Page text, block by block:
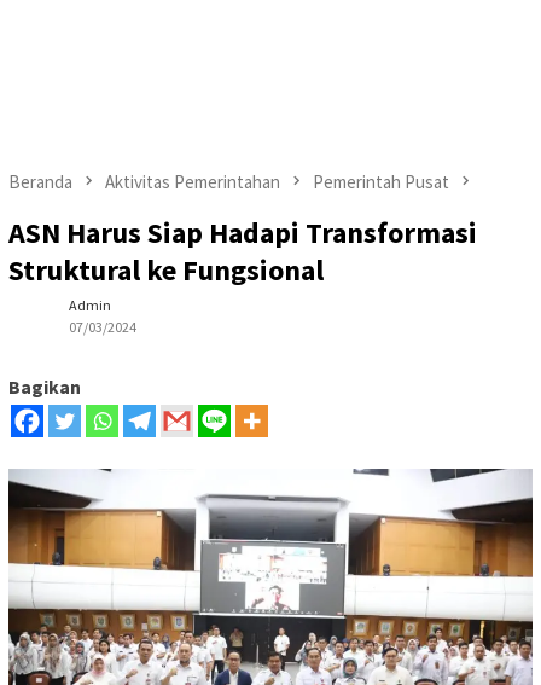
Beranda Aktivitas Pemerintahan Pemerintah Pusat
ASN Harus Siap Hadapi Transformasi
Struktural ke Fungsional
Admin
07/03/2024
Bagikan